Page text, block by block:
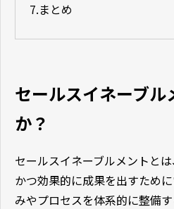
7.まとめ
セールスイネーブル
か？
セールスイネーブルメントと
かつ効果的に成果を出すため
みやプロセスを体系的に整備す